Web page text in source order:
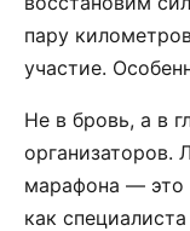
пару
участие.
Не в бровь, а в
организаторов.
марафона — это
как